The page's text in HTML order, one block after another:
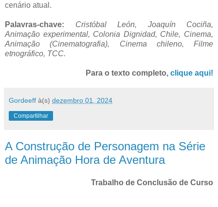
cenário atual.
Palavras-chave: Cristóbal León, Joaquín Cociña,
Animação experimental, Colonia Dignidad, Chile, Cinema,
Animação (Cinematografia), Cinema chileno, Filme
etnográfico, TCC.
Para o texto completo, clique aqui!
Gordeeff à(s) dezembro 01, 2024
Compartilhar
A Construção de Personagem na Série
de Animação Hora de Aventura
Trabalho de Conclusão de Curso